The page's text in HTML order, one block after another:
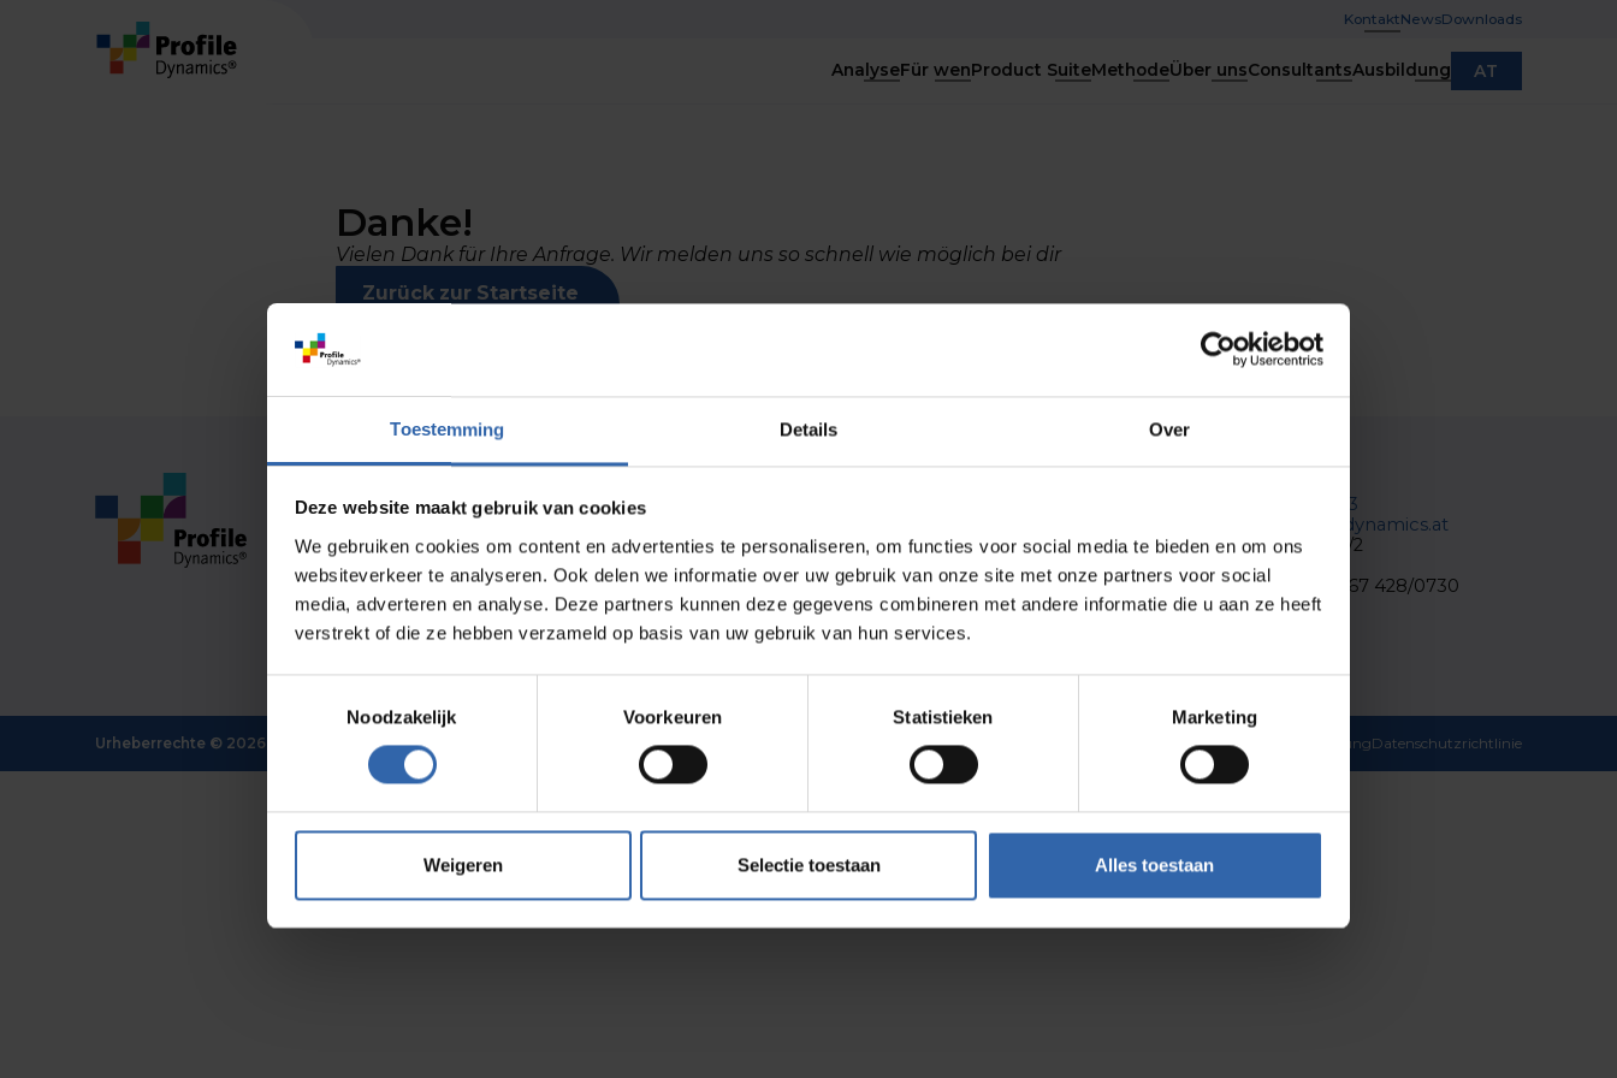
Toestemming Details Over
Deze website maakt gebruik van cookies
We gebruiken cookies om content en advertenties te personaliseren, om functies voor social media te bieden en om ons
websiteverkeer te analyseren. Ook delen we informatie over uw gebruik van onze site met onze partners voor social
media, adverteren en analyse. Deze partners kunnen deze gegevens combineren met andere informatie die u aan ze heeft
verstrekt of die ze hebben verzameld op basis van uw gebruik van hun services.
Noodzakelijk
Voorkeuren Statistieken Marketing
Weigeren Selectie toestaan Alles toestaan
KontaktNewsDownloads
AnalyseFür wenProduct SuiteMethodeÜber unsConsultantsAusbildung AT
T:036 - 54 65 243
office@profiledynamics.nl
Danke!
Vielen Dank für Ihre Anfrage. Wir melden uns so schnell wie möglich bei dir
Zurück zur Startseite
Individuell
Organisation
Für wen
HR
Management
C-level
Über uns
Franchise
Kontakt Niederlande
Kontakt Deutschland
Kontakt Österreich
News
Downloads
Consultant werden
Ausbildung
Job Profiler
Company Profiler
+43 3112 4050 13
office@profiledynamics.at
Hofäckergasse 4/2
8200 Gleisdorf
Steuernummer: 67 428/0730
Urheberrechte © 2026 DatenschutzerklärungDatenschutzrichtlinie